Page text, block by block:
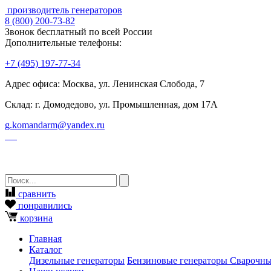
производитель генераторов
8 (800) 200-73-82
Звонок бесплатный по всей России
Дополнительные телефоны:
+7 (495) 197-77-34
Адрес офиса: Москва, ул. Ленинская Слобода, 7
Склад: г. Домодедово, ул. Промышленная, дом 17А
g.komandarm@yandex.ru
сравнить
понравились
корзина
Главная
Каталог
Дизельные генераторы Бензиновые генераторы